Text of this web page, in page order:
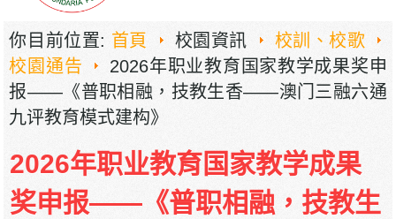
你目前位置: 首頁 校園資訊
校訓、校歌
校園通告
2026年职业教育国家教学成果奖申
报——《普职相融，技教生香——澳门三融六通
九评教育模式建构》
2026年职业教育国家教学成果
奖申报——《普职相融，技教生